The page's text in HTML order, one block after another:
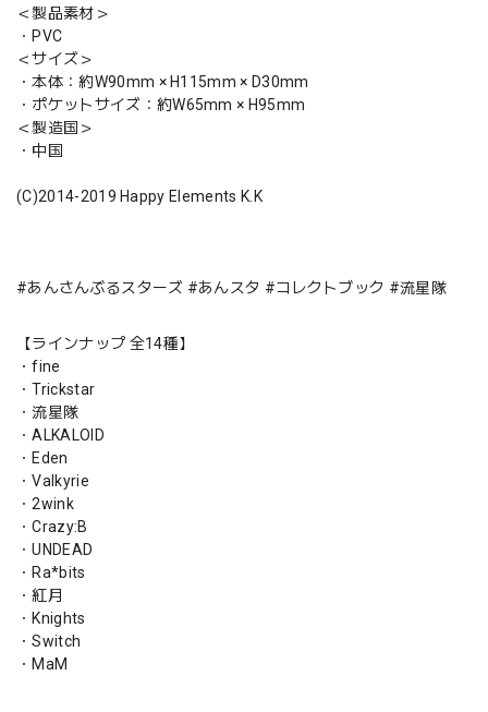
＜製品素材＞
・PVC
＜サイズ＞
・本体：約W90mm × H115mm × D30mm
・ポケットサイズ：約W65mm × H95mm
＜製造国＞
・中国
(C)2014-2019 Happy Elements K.K
#あんさんぶるスターズ #あんスタ #コレクトブック #流星隊
【ラインナップ 全14種】
・fine
・Trickstar
・流星隊
・ALKALOID
・Eden
・Valkyrie
・2wink
・Crazy:B
・UNDEAD
・Ra*bits
・紅月
・Knights
・Switch
・MaM